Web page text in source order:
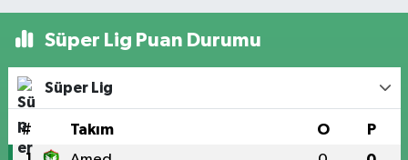
Süper Lig Puan Durumu
Süper Lig
# Takım O P